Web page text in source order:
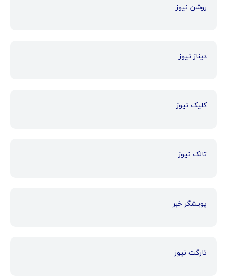
روشن نیوز
دیناز نیوز
کلیک نیوز
تالک نیوز
پویشگر خبر
تارگت نیوز